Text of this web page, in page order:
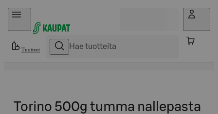
Hyppää sisältöön
Tuotteet
Torino 500g tumma nallepasta